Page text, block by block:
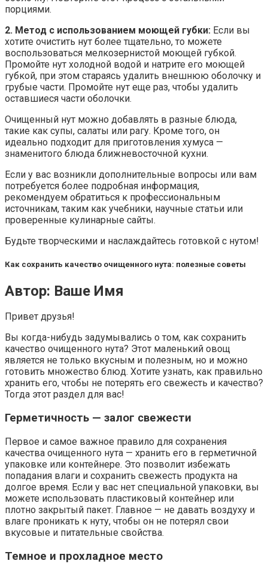
порциями.
2. Метод с использованием моющей губки: Если вы
хотите очистить нут более тщательно, то можете
воспользоваться мелкозернистой моющей губкой.
Промойте нут холодной водой и натрите его моющей
губкой, при этом стараясь удалить внешнюю оболочку и
грубые части. Промойте нут еще раз, чтобы удалить
оставшиеся части оболочки.
Очищенный нут можно добавлять в разные блюда,
такие как супы, салаты или рагу. Кроме того, он
идеально подходит для приготовления хумуса —
знаменитого блюда ближневосточной кухни.
Если у вас возникли дополнительные вопросы или вам
потребуется более подробная информация,
рекомендуем обратиться к профессиональным
источникам, таким как учебники, научные статьи или
проверенные кулинарные сайты.
Будьте творческими и наслаждайтесь готовкой с нутом!
Как сохранить качество очищенного нута: полезные советы
Автор: Ваше Имя
Привет друзья!
Вы когда-нибудь задумывались о том, как сохранить
качество очищенного нута? Этот маленький овощ
является не только вкусным и полезным, но и можно
готовить множество блюд. Хотите узнать, как правильно
хранить его, чтобы не потерять его свежесть и качество?
Тогда этот раздел для вас!
Герметичность — залог свежести
Первое и самое важное правило для сохранения
качества очищенного нута — хранить его в герметичной
упаковке или контейнере. Это позволит избежать
попадания влаги и сохранить свежесть продукта на
долгое время. Если у вас нет специальной упаковки, вы
можете использовать пластиковый контейнер или
плотно закрытый пакет. Главное — не давать воздуху и
влаге проникать к нуту, чтобы он не потерял свои
вкусовые и питательные свойства.
Темное и прохладное место